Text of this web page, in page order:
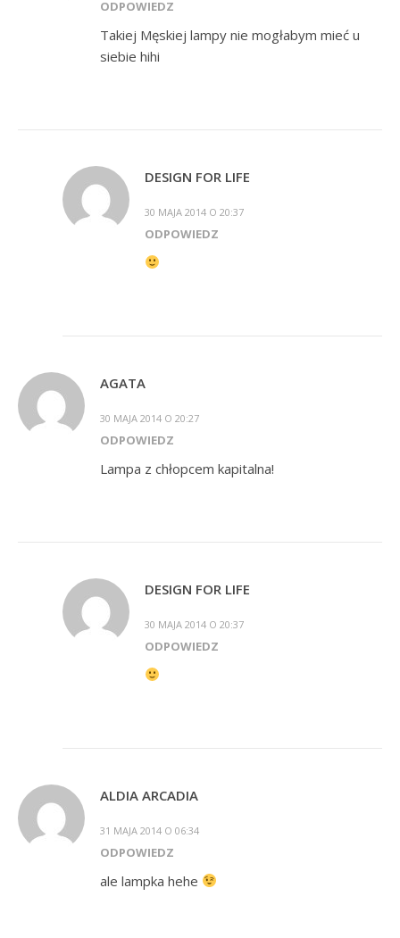
ODPOWIEDZ
Takiej Męskiej lampy nie mogłabym mieć u
siebie hihi
DESIGN FOR LIFE
30 MAJA 2014 O 20:37
ODPOWIEDZ
AGATA
30 MAJA 2014 O 20:27
ODPOWIEDZ
Lampa z chłopcem kapitalna!
DESIGN FOR LIFE
30 MAJA 2014 O 20:37
ODPOWIEDZ
ALDIA ARCADIA
31 MAJA 2014 O 06:34
ODPOWIEDZ
ale lampka hehe